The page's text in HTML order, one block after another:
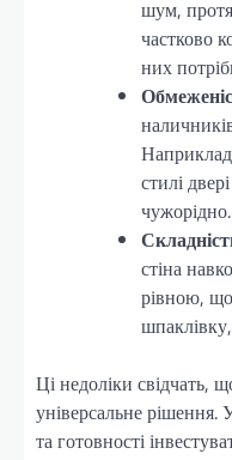
шум,
частково
них
стилі
чужорідно.
стіна
рівною,
Ці недоліки свідчать,
універсальне рішення.
та готовності